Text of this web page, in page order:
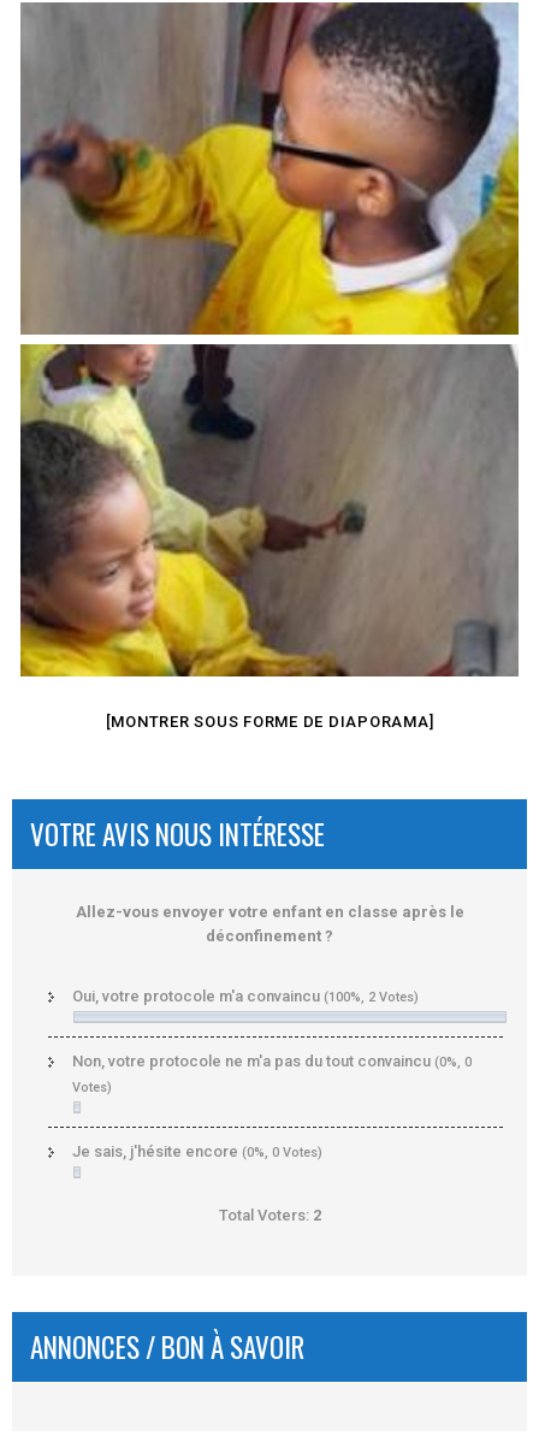
[MONTRER SOUS FORME DE DIAPORAMA]
VOTRE AVIS NOUS INTÉRESSE
Allez-vous envoyer votre enfant en classe après le
déconfinement ?
Oui, votre protocole m'a convaincu (100%, 2 Votes)
Non, votre protocole ne m'a pas du tout convaincu (0%, 0
Votes)
Je sais, j'hésite encore (0%, 0 Votes)
Total Voters: 2
ANNONCES / BON À SAVOIR